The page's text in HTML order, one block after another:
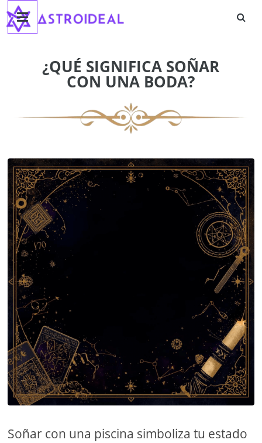
Saltar
contenido
Astroideal
¿QUÉ SIGNIFICA SOÑAR
CON UNA BODA?
Soñar con una piscina simboliza tu estado